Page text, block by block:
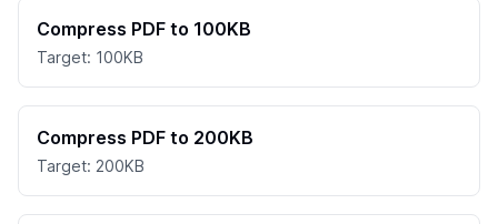
Compress PDF to 100KB
Target: 100KB
Compress PDF to 200KB
Target: 200KB